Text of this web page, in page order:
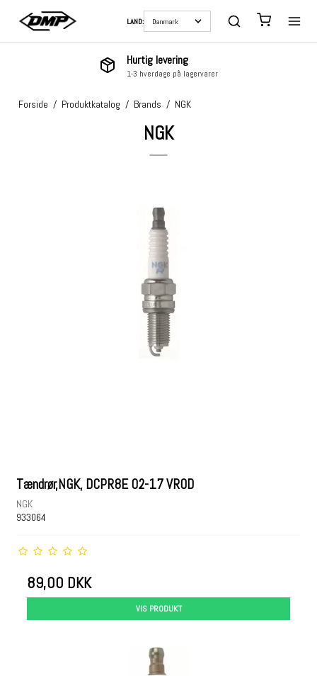
LAND:
Hurtig levering
1-3 hverdage på lagervarer
Forside / Produktkatalog / Brands / NGK
NGK
Tændrør,NGK, DCPR8E 02-17 VROD
NGK
933064
89,00 DKK
VIS PRODUKT